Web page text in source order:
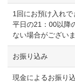
1回にお預け入れで
平日の21：00以降
ない場合がございま
お振り込み
現金によるお振り